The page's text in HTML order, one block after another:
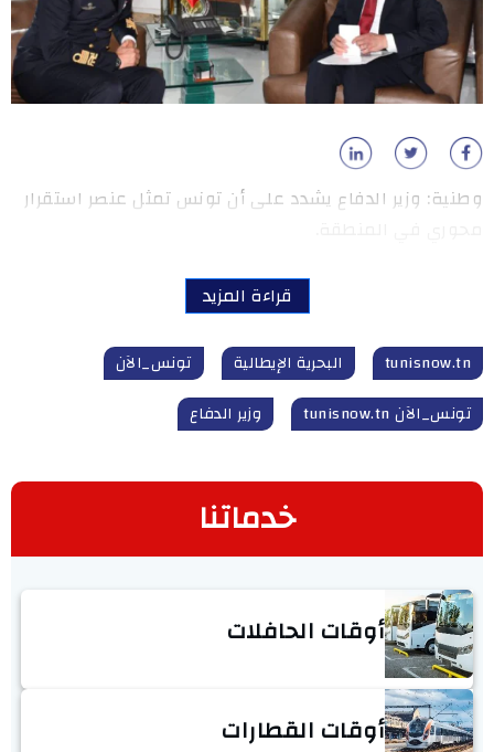
وطنية: وزير الدفاع يشدد على أن تونس تمثل عنصر استقرار
قراءة المزيد
tunisnow.tn البحرية الإيطالية
تونس_الآن
تونس_الآن tunisnow.tn
وزير الدفاع
خدماتنا
أوقات الحافلات
أوقات القطارات